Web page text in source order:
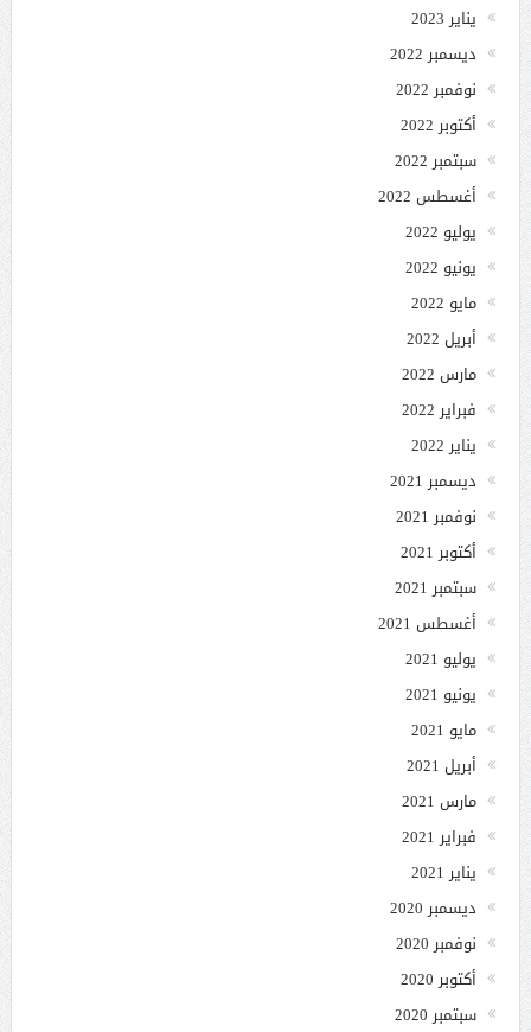
يناير 2023
ديسمبر 2022
نوفمبر 2022
أكتوبر 2022
سبتمبر 2022
أغسطس 2022
يوليو 2022
يونيو 2022
مايو 2022
أبريل 2022
مارس 2022
فبراير 2022
يناير 2022
ديسمبر 2021
نوفمبر 2021
أكتوبر 2021
سبتمبر 2021
أغسطس 2021
يوليو 2021
يونيو 2021
مايو 2021
أبريل 2021
مارس 2021
فبراير 2021
يناير 2021
ديسمبر 2020
نوفمبر 2020
أكتوبر 2020
سبتمبر 2020